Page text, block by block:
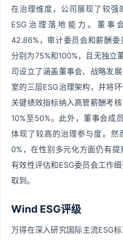
在治理维度，公司展现了较强
ESG治理落地能力。董事
42.86%，审计委员会和薪酬
分别为75%和100%，且无独立
司设立了涵盖董事会、战略发
室的三层ESG治理架构，并将
关键绩效指标纳入高管薪酬考
10%至50%。此外，董事会成
体现了较高的治理参与度。然
0%，在性别多元化方面仍有
有效性评估和ESG委员会工作
取到。
Wind ESG评级
万得在深入研究国际主流ESG